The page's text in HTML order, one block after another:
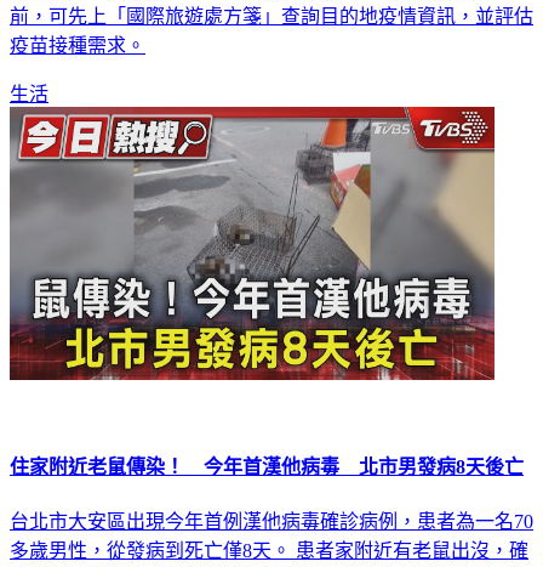
前，可先上「國際旅遊處方箋」查詢目的地疫情資訊，並評估
疫苗接種需求。
生活
住家附近老鼠傳染！ 今年首漢他病毒 北市男發病8天後亡
台北市大安區出現今年首例漢他病毒確診病例，患者為一名70
多歲男性，從發病到死亡僅8天。 患者家附近有老鼠出沒，確